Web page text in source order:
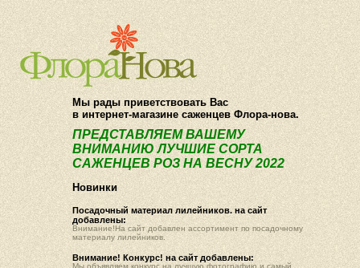
О компании Как купить
Мы рады приветствовать Вас
в интернет-магазине саженцев Флора-нова.
ПРЕДСТАВЛЯЕМ ВАШЕМУ
ВНИМАНИЮ ЛУЧШИЕ СОРТА
САЖЕНЦЕВ РОЗ НА ВЕСНУ 2022
Новинки
Посадочный материал лилейников. на сайт
добавлены:
Внимание!На сайт добавлен ассортимент по посадочному
материалу лилейников.
Внимание! Конкурс! на сайт добавлены:
Мы объявляем конкурс на лучшую фотографию и самый